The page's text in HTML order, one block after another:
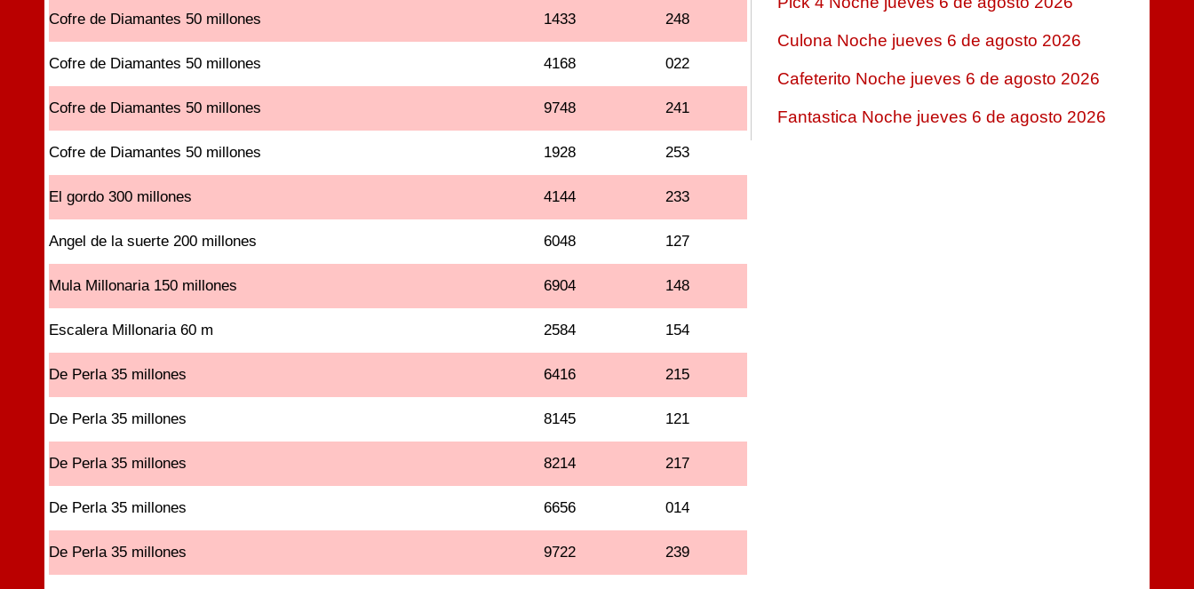
Cofre de Diamantes 50 millones 1433 248
Cofre de Diamantes 50 millones 4168 022
Cofre de Diamantes 50 millones 9748 241
Cofre de Diamantes 50 millones 1928 253
El gordo 300 millones 4144 233
Angel de la suerte 200 millones 6048 127
Mula Millonaria 150 millones 6904 148
Escalera Millonaria 60 m 2584 154
De Perla 35 millones 6416 215
De Perla 35 millones 8145 121
De Perla 35 millones 8214 217
De Perla 35 millones 6656 014
De Perla 35 millones 9722 239
Culona Noche jueves 6 de agosto 2026
Cafeterito Noche jueves 6 de agosto 2026
Fantastica Noche jueves 6 de agosto 2026